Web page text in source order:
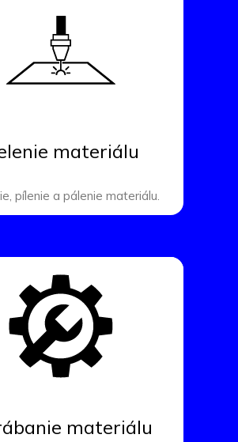
materiálu
pílenie a pálenie materiálu.
materiálu